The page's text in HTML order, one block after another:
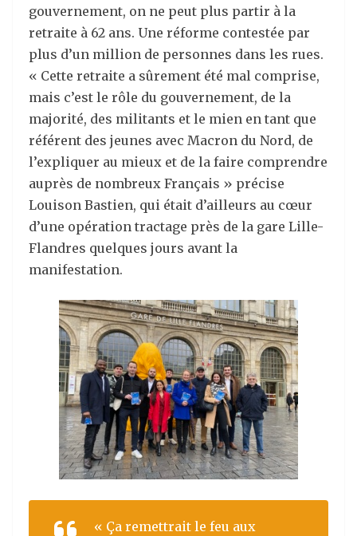
gouvernement, on ne peut plus partir à la
retraite à 62 ans. Une réforme contestée par
plus d’un million de personnes dans les rues.
« Cette retraite a sûrement été mal comprise,
mais c’est le rôle du gouvernement, de la
majorité, des militants et le mien en tant que
référent des jeunes avec Macron du Nord, de
l’expliquer au mieux et de la faire comprendre
auprès de nombreux Français » précise
Louison Bastien, qui était d’ailleurs au cœur
d’une opération tractage près de la gare Lille-
Flandres quelques jours avant la
manifestation.
« Ça remettrait le feu aux